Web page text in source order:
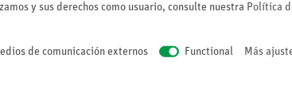
SARS-CoV-2. Alcance de la entrega:
pleura
y sus derechos como usuario, consulte nuestra Política
de comunicación externos Functional Más